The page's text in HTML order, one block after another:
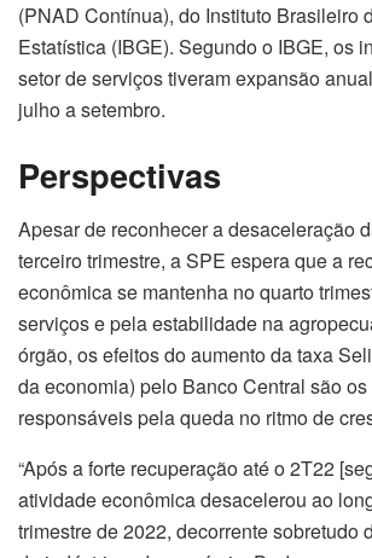
(PNAD Contínua), do Instituto Brasileiro
Estatística (IBGE). Segundo o IBGE, os
setor de serviços tiveram expansão
julho a setembro.
Perspectivas
Apesar de reconhecer a desaceleração
terceiro trimestre, a SPE espera que a
econômica se mantenha no quarto
serviços e pela estabilidade na
órgão, os efeitos do aumento da taxa
da economia) pelo Banco Central são
responsáveis pela queda no ritmo de
“Após a forte recuperação até o 2T22
atividade econômica desacelerou ao
trimestre de 2022, decorrente sobretudo